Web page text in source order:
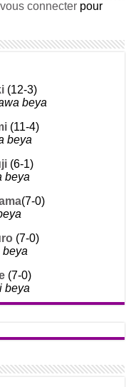
vous connecter pour
(12-3)
beya
(11-4)
beya
(6-1)
beya
(7-0)
(7-0)
beya
(7-0)
beya